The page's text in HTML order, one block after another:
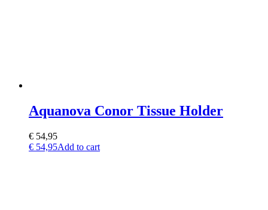
Aquanova Conor Tissue Holder
€ 54,95
€ 54,95Add to cart